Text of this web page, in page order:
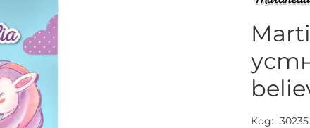
Код 30235